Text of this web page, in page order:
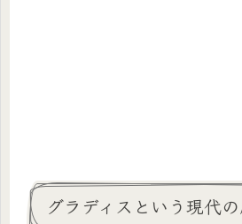
グラディスという現代